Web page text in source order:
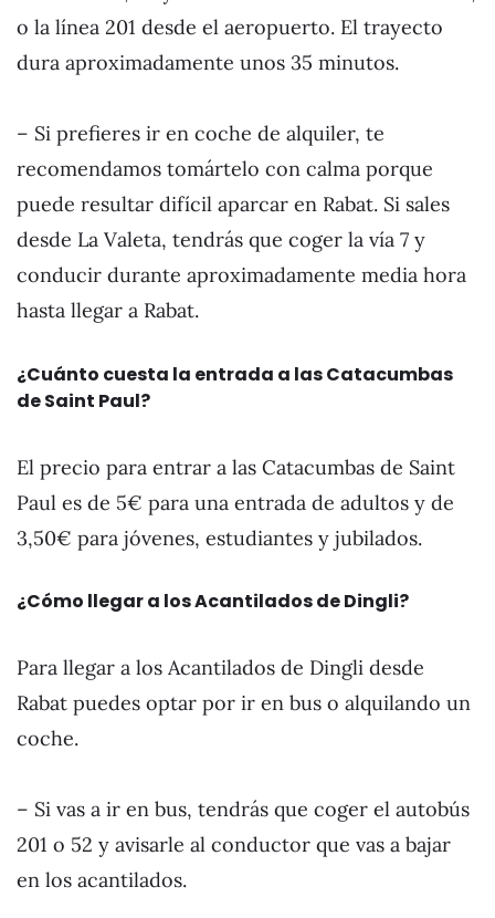
o la línea 201 desde el aeropuerto. El trayecto
dura aproximadamente unos 35 minutos.
– Si prefieres ir en coche de alquiler, te
recomendamos tomártelo con calma porque
puede resultar difícil aparcar en Rabat. Si sales
desde La Valeta, tendrás que coger la vía 7 y
conducir durante aproximadamente media hora
hasta llegar a Rabat.
¿Cuánto cuesta la entrada a las Catacumbas
de Saint Paul?
El precio para entrar a las Catacumbas de Saint
Paul es de 5€ para una entrada de adultos y de
3,50€ para jóvenes, estudiantes y jubilados.
¿Cómo llegar a los Acantilados de Dingli?
Para llegar a los Acantilados de Dingli desde
Rabat puedes optar por ir en bus o alquilando un
coche.
– Si vas a ir en bus, tendrás que coger el autobús
201 o 52 y avisarle al conductor que vas a bajar
en los acantilados.